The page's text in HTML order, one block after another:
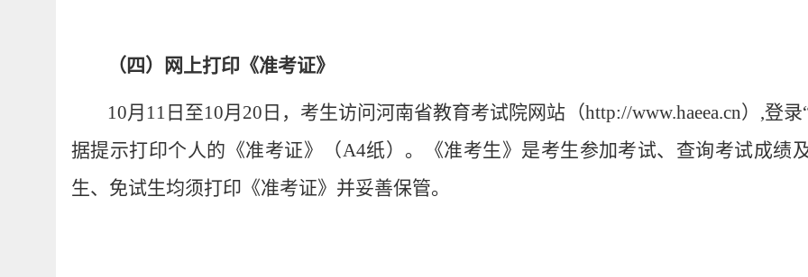
（ 四）网上打印《准考证》
10月 11 日至10月 20 日，考生访问河南省教育考试院网站（http://www.haeea.cn） ,登录
据提示打印个人的《准考证》（A4纸）。《准考生》是考生参加考试、查询考试成绩
生、免试生均须打印《准考证》并妥善保管。